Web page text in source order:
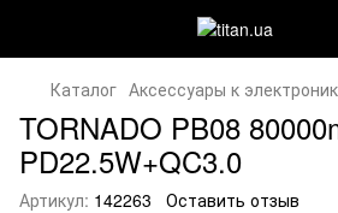
Каталог Аксессуары к
TORNADO PB08
PD22.5W+QC3.0
Артикул: 142263 Оставить отзыв